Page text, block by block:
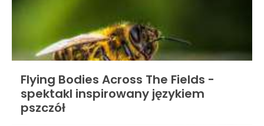
Flying Bodies Across The Fields -
spektakl inspirowany językiem
pszczół